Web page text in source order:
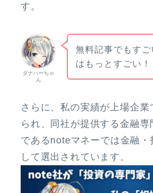
す。
ダナハーちゃ
ん
無料記事でもす
はもっとすごい！
さらに、私の実績が上場企
られ、同社が提供する金融専
であるnoteマネーでは金融・
して選出されています。